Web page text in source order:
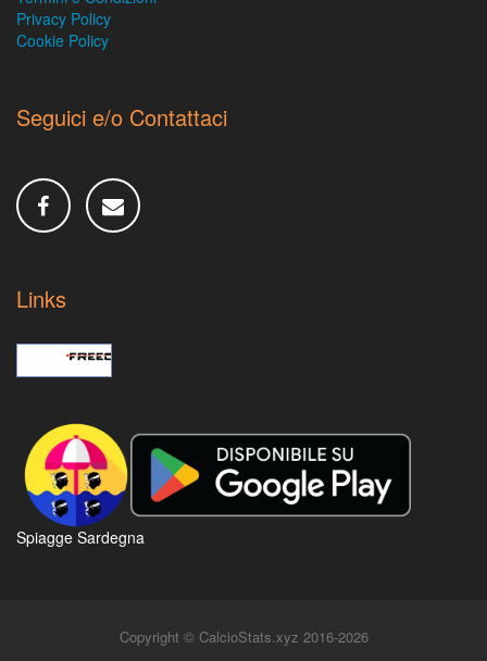
Privacy Policy
Cookie Policy
Seguici e/o Contattaci
Links
Spiagge Sardegna
Copyright © CalcioStats.xyz 2016-2026